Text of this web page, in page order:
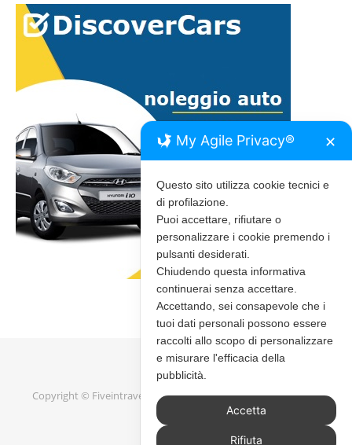
Copyright © Fiveintravel 2020 - 2026 |Bard Tema diWP Royal.
My Agile Privacy® ✕
Questo sito utilizza cookie tecnici e
di profilazione.
Puoi accettare, rifiutare o
personalizzare i cookie premendo i
pulsanti desiderati.
Chiudendo questa informativa
continuerai senza accettare.
Accettando, sei consapevole che i
tuoi dati personali possono essere
raccolti allo scopo di personalizzare
e misurare l'efficacia della
pubblicità.
Accetta
Rifiuta